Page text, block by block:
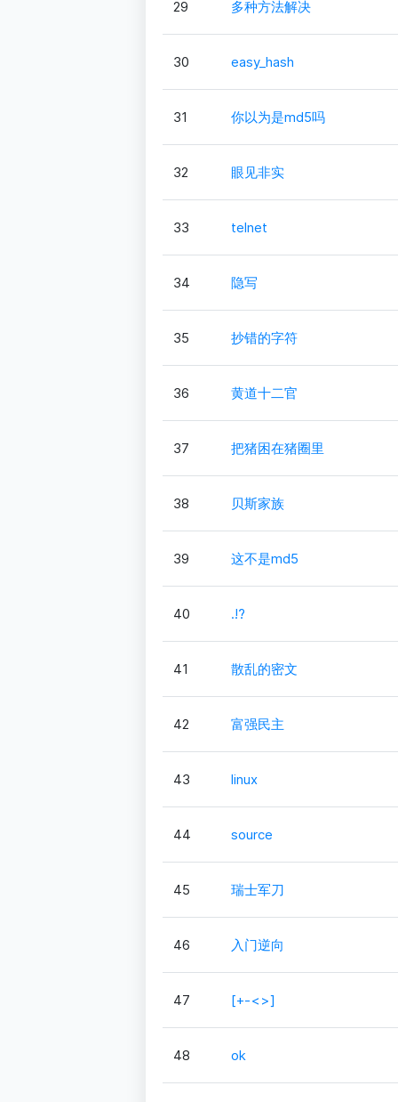
29 多种方法解决
30 easy_hash
31 你以为是md5吗
32 眼见非实
33 telnet
34 隐写
35 抄错的字符
36 黄道十二官
37 把猪困在猪圈里
38 贝斯家族
39 这不是md5
40 .!?
41 散乱的密文
42 富强民主
43 linux
44 source
45 瑞士军刀
46 入门逆向
47 [+-<>]
48 ok